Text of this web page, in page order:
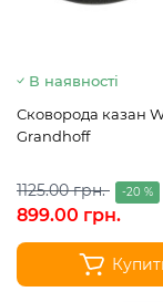
В наявності
Сковорода казан
Grandhoff
1125.00 грн. -20 %
899.00 грн.